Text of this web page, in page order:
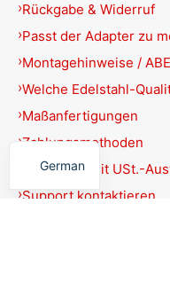
Rückgabe & Widerruf
Passt der Adapter zu
Montagehinweise /
Welche Edelstahl-
Maßanfertigungen
Zahlungsmethoden
Rechnung mit USt.-
Support kontaktieren
German
English